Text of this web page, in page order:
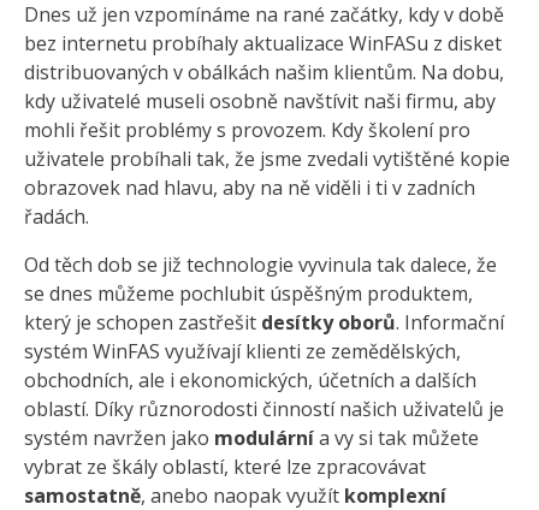
Dnes už jen vzpomínáme na rané začátky, kdy v době
bez internetu probíhaly aktualizace WinFASu z disket
distribuovaných v obálkách našim klientům. Na dobu,
kdy uživatelé museli osobně navštívit naši firmu, aby
mohli řešit problémy s provozem. Kdy školení pro
uživatele probíhali tak, že jsme zvedali vytištěné kopie
obrazovek nad hlavu, aby na ně viděli i ti v zadních
řadách.
Od těch dob se již technologie vyvinula tak dalece, že
se dnes můžeme pochlubit úspěšným produktem,
který je schopen zastřešit desítky oborů. Informační
systém WinFAS využívají klienti ze zemědělských,
obchodních, ale i ekonomických, účetních a dalších
oblastí. Díky různorodosti činností našich uživatelů je
systém navržen jako modulárnía vy si tak můžete
vybrat ze škály oblastí, které lze zpracovávat
samostatně, anebo naopak využít komplexní